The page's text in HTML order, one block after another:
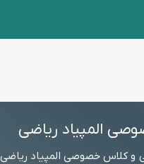
المپیاد ریاضی
و کلاس خصوصی المپیاد ریاضی